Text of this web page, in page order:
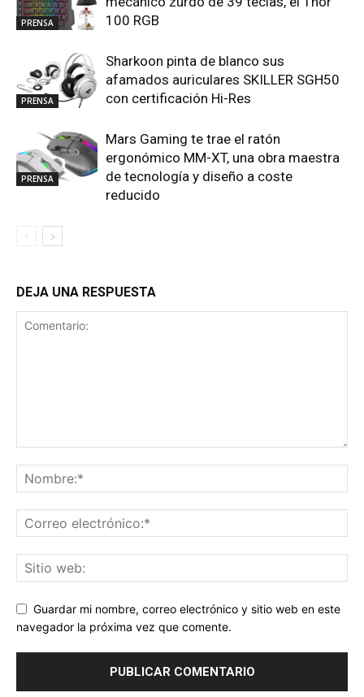
PRENSA
100 RGB
PRENSA
Sharkoon pinta de blanco sus
afamados auriculares SKILLER SGH50
con certificación Hi-Res
PRENSA
Mars Gaming te trae el ratón
ergonómico MM-XT, una obra maestra
de tecnología y diseño a coste
reducido
DEJA UNA RESPUESTA
Guardar mi nombre, correo electrónico y sitio web en este
navegador la próxima vez que comente.